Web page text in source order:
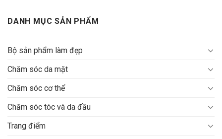
qua
nội
DANH MỤC SẢN PHẨM
Bộ sản phẩm làm đẹp
Chăm sóc da mặt
Chăm sóc cơ thể
Chăm sóc tóc và da đầu
Trang điểm